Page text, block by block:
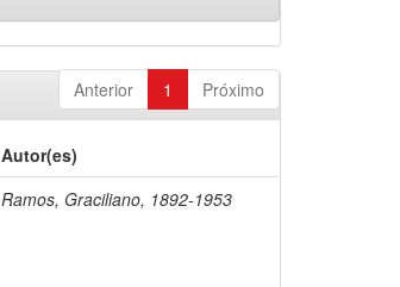
Anterior 1 Próximo
Autor(es)
Ramos, Graciliano, 1892-1953